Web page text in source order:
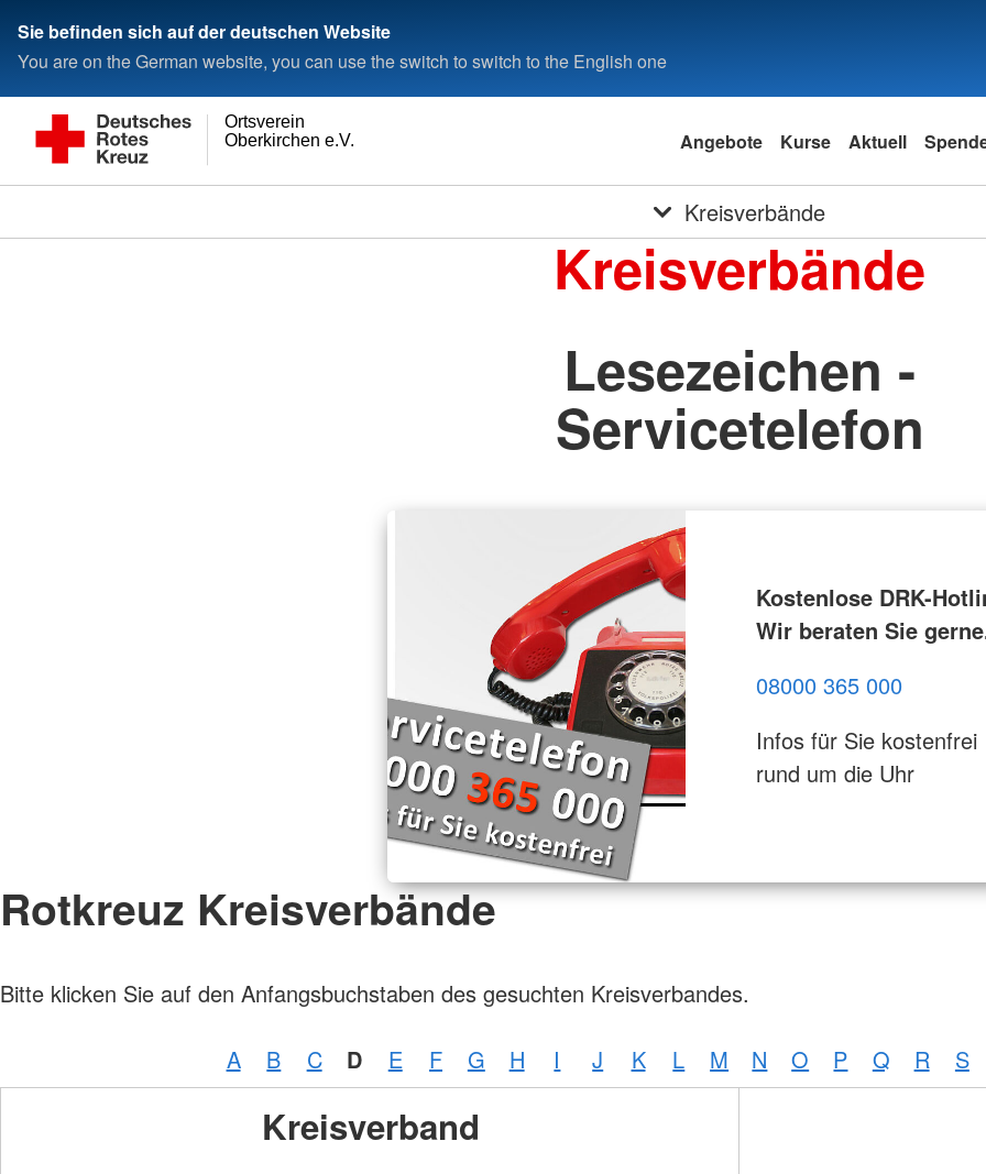
Sie befinden sich auf der deutschen Website
You are on the German website, you can use the switch to switch to the English one
Oberkirchen e.V.
Ortsverein
Angebote Kurse Aktuell
Kreisverbände
Kreisverbände
Lesezeichen -
Servicetelefon
Kostenlose DRK-
Wir beraten Sie
08000 365 000
Infos für Sie kostenfrei
rund um die Uhr
Rotkreuz Kreisverbände
Bitte klicken Sie auf den Anfangsbuchstaben des gesuchten Kreisverbandes.
A B C D E F G H I J K L M N O P Q R S
Kreisverband